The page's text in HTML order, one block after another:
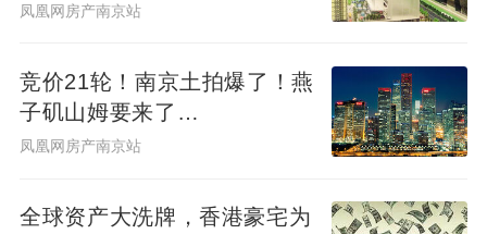
享高阶生活！
垂直奢度：约3.5米的奢阔层高，让空间感在
垂直维度上无限延伸。不仅是视觉的开阔，
更是一种心境上的豁达与自由。
凤凰网房产南京站
竞价21轮！南京土拍爆了！燕
子矶山姆要来了…
凤凰网房产南京站
全球资产大洗牌，香港豪宅为